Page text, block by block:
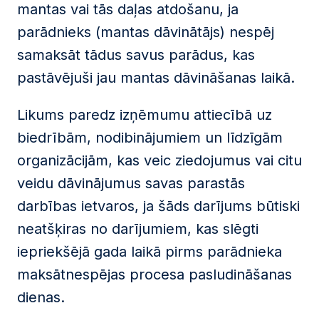
mantas vai tās daļas atdošanu, ja
parādnieks (mantas dāvinātājs) nespēj
samaksāt tādus savus parādus, kas
pastāvējuši jau mantas dāvināšanas laikā.
Likums paredz izņēmumu attiecībā uz
biedrībām, nodibinājumiem un līdzīgām
organizācijām, kas veic ziedojumus vai citu
veidu dāvinājumus savas parastās
darbības ietvaros, ja šāds darījums būtiski
neatšķiras no darījumiem, kas slēgti
iepriekšējā gada laikā pirms parādnieka
maksātnespējas procesa pasludināšanas
dienas.